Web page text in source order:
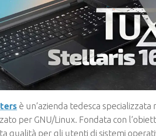
è un’azienda tedesca
per GNU/Linux. Fondata con
qualità per gli utenti di sistemi